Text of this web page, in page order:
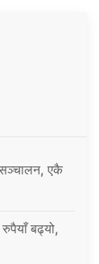
सञ्चालन, एकै
रुपैयाँ बढ्यो,